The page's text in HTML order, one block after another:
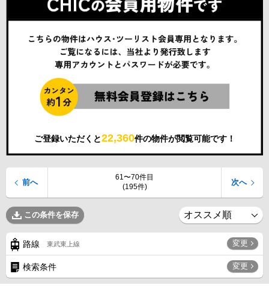
ご登録いただくと22,360件の物件が閲覧可能です！
61〜70件目
(195件)
前へ 次へ
この条件を保存
路線 東武東上線 変更
検索条件 変更